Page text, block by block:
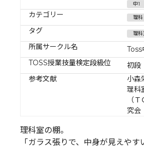
中1
カテゴリー 理科
タグ 理科
所属サークル名
TOSS授業技量検定段級位
初段
参考文献
小森
理科
（
究会
理科室の棚。
「ガラス張りで、中身が見えやす